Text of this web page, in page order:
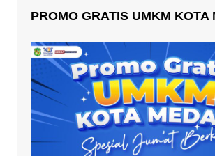
PROMO GRATIS UMKM KOTA